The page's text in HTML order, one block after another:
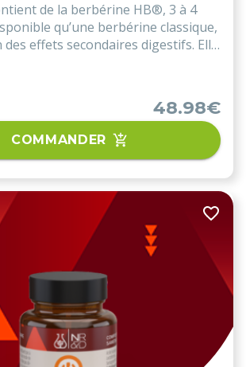
de la berbérine HB®, 3 à 4
qu’une berbérine classique,
des effets secondaires digestifs. Elle
48.98€
COMMANDER